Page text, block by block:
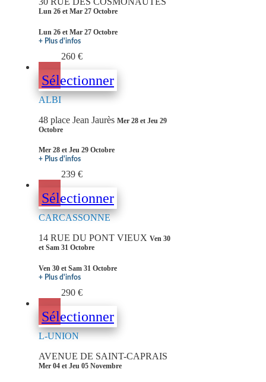
Lun 26 et Mar 27 Octobre
Lun 26 et Mar 27 Octobre
+ Plus d'infos
260 €
Sélectionner
ALBI
48 place Jean Jaurès Mer 28 et Jeu 29
Octobre
Mer 28 et Jeu 29 Octobre
+ Plus d'infos
239 €
Sélectionner
CARCASSONNE
14 RUE DU PONT VIEUX Ven 30
et Sam 31 Octobre
Ven 30 et Sam 31 Octobre
+ Plus d'infos
290 €
Sélectionner
L-UNION
AVENUE DE SAINT-CAPRAIS
Mer 04 et Jeu 05 Novembre